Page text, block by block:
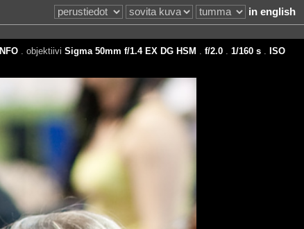
in english
NFO. objektiivi Sigma 50mm f/1.4 EX DG HSM f/2.0. 1/160 s.
ISO